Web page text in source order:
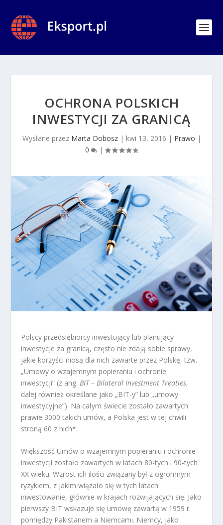
OCHRONA POLSKICH
INWESTYCJI ZA GRANICĄ
Wysłane przez Marta Dobosz| kwi 13, 2016 | Prawo |
0
|
Polscy przedsiębiorcy inwestujący lub planujący
inwestycje za granicą, często nie zdają sobie sprawy,
jakie korzyści niosą dla nich zawarte przez Polskę, tzw.
„Umowy o wzajemnym popieraniu i ochronie
inwestycji” (z ang. BIT – Bilateral Investment Treaties,
dalej również określane jako „BIT-y” lub „umowy
inwestycyjne”). Na całym świecie zostało zawartych
prawie 3000 takich umów, a Polska jest w tej chwili
stroną 60 z nich*.
Większość Umów o wzajemnym popieraniu i ochronie
inwestycji zostało zawartych w latach 80-tych i 90-tych
XX wieku. Wzrost ich ilości związany był z ogromnym
ryzykiem, z jakim wiązało się w tych latach
inwestowanie, głównie w krajach rozwijających się. Jako
pierwszy BIT wskazuje się umowę zawartą w 1959 r.
pomiędzy Pakistanem a Niemcami. Niemcy, jako